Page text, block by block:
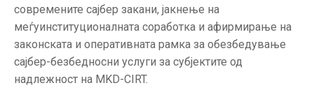
современите сајбер закани, јакнење на
меѓуинституционалната соработка и афирмирање на
законската и оперативната рамка за обезбедување
сајбер-безбедносни услуги за субјектите од
надлежност на MKD-CIRT.